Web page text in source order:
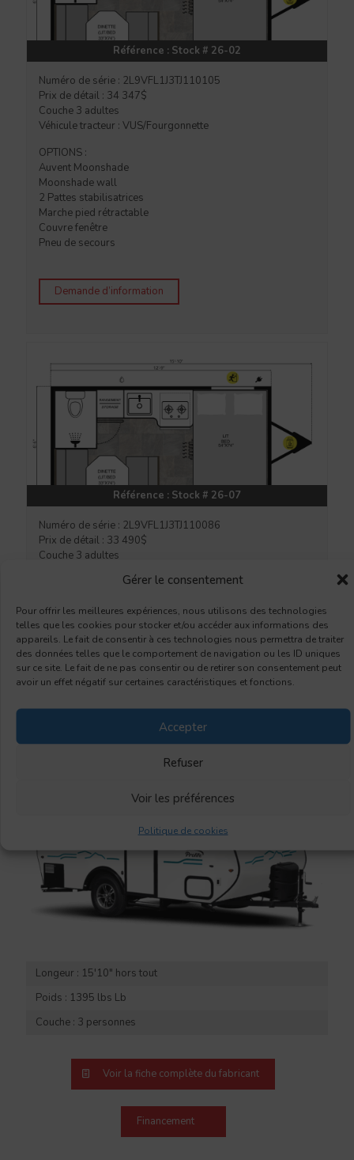
Gérer le consentement
Pour offrir les meilleures expériences, nous utilisons des technologies
telles que les cookies pour stocker et/ou accéder aux informations des
appareils. Le fait de consentir à ces technologies nous permettra de traiter
des données telles que le comportement de navigation ou les ID uniques
sur ce site. Le fait de ne pas consentir ou de retirer son consentement peut
avoir un effet négatif sur certaines caractéristiques et fonctions.
Accepter
Refuser
Voir les préférences
Politique de cookies
Référence : Stock # 26-02
Numéro de série : 2L9VFL1J3TJ110105
Prix de détail : 34 347$
Couche 3 adultes
Véhicule tracteur : VUS/Fourgonnette
OPTIONS :
Auvent Moonshade
Moonshade wall
2 Pattes stabilisatrices
Marche pied rétractable
Couvre fenêtre
Pneu de secours
Demande d’information
Référence : Stock # 26-07
Numéro de série : 2L9VFL1J3TJ110086
Prix de détail : 33 490$
Couche 3 adultes
2 Pattes stabilisatrices
Marche pied rétractable
Couvre fenêtre
Pneu de secours
Demande d’information
Longeur : 15'10" hors tout
Poids : 1395 lbs Lb
Couche : 3 personnes
Voir la fiche complète du fabricant
Financement